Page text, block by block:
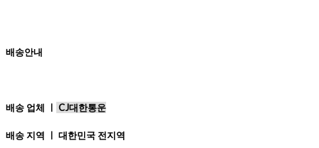
배송안내
배송 업체 ㅣ CJ대한통운
배송 지역 ㅣ 대한민국 전지역